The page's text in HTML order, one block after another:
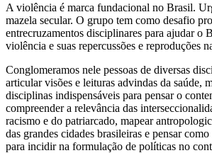
A violência é marca fundacional no Brasil.
mazela secular. O grupo tem como desafio
entrecruzamentos disciplinares para ajudar o
violência e suas repercussões e reproduções
Conglomeramos nele pessoas de diversas
articular visões e leituras advindas da saúde,
disciplinas indispensáveis para pensar o
compreender a relevância das
racismo e do patriarcado, mapear
das grandes cidades brasileiras e pensar
para incidir na formulação de políticas no